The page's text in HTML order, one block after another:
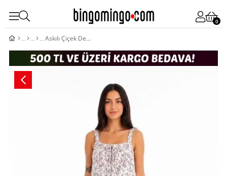
0
Askılı Çiçek Desenli Keten Kumaş Kat Kat Salaş Maxi Elbise - Pembe